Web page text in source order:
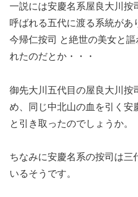
一説には安慶名系屋良大川按
呼ばれる五代に渡る系統があ
今帰仁按司 と絶世の美女と
れたのだとか・・・
御先大川五代目の屋良大川按
め、同じ中北山の血を引く安
と引き取ったのでしょうか。
ちなみに安慶名系の按司は三
いるそうです。